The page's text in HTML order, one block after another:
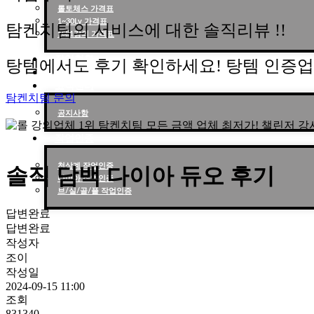
롤토체스 가격표
1~30Lv 가격표
1대1강의 가격표
작업현황
작업후기
공지사항
천상계 작업인증
다이아 작업인증
브/실/골/플 작업인증
탐켄치팀의 서비스에 대한 솔직리뷰 !!
탕템에서도 후기 확인하세요! 탕템 인증
탐켄치팀 문의
솔직 담백 다이아 듀오 후기
답변완료
답변완료
작성자
조이
작성일
2024-09-15 11:00
조회